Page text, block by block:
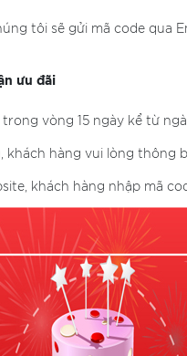
tôi sẽ gửi mã code qua
ưu đãi
vòng 15 ngày kể từ
khách hàng vui lòng thông
khách hàng nhập mã